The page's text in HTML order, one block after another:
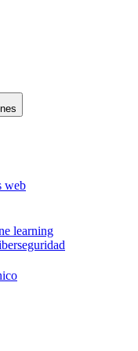
web
learning